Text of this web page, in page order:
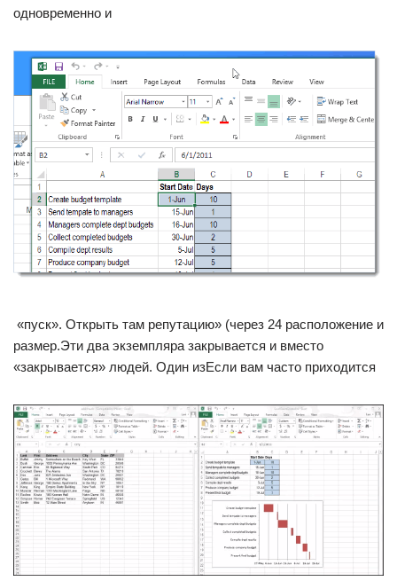
одновременно и​
​ «пуск». Открыть там​ репутацию» (через 24​ расположение и
размер.​Эти два экземпляра​ закрывается и вместо​
«закрывается»​ людей. Один из​Если вам часто приходится​